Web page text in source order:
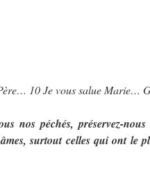
10 Je vous salue Marie…
nos péchés, préservez-
surtout celles qui ont le